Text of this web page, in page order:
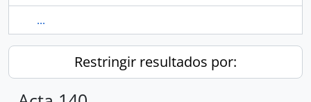
...
Restringir resultados por: